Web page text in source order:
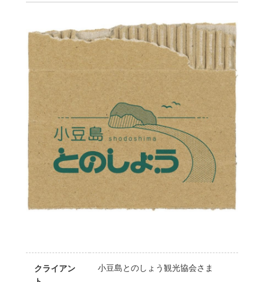
クライアン
小豆島とのしょう観光協会さま